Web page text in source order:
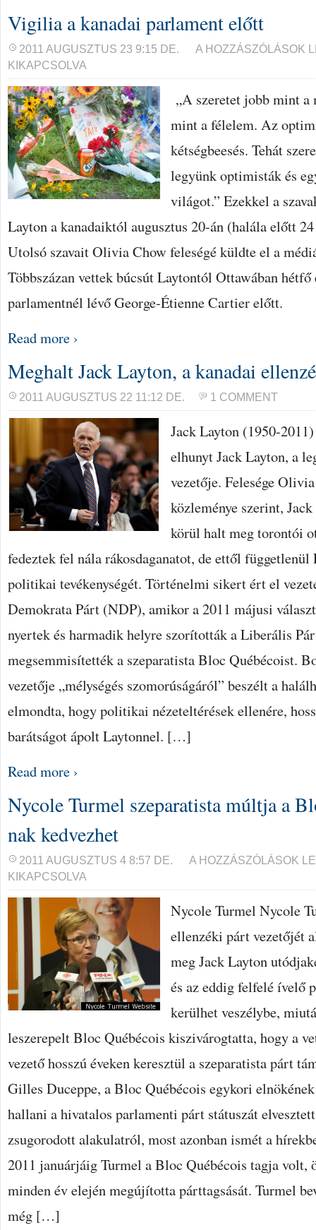
Vigilia a kanadai parlament előtt
2011 AUGUSZTUS 23 9:15 DE.
VIGILIA
PARLAMENT
BEJEGYZÉSHEZ
A HOZZÁSZÓLÁSOK
KIKAPCSOLVA
„A szeretet jobb mint
mint a félelem. Az
kétségbeesés. Tehát
legyünk optimisták és
világot.” Ezekkel a
Layton a kanadaiktól augusztus 20-án (halála előtt
Utolsó szavait Olivia Chow feleségé küldte el a
Többszázan vettek búcsút Laytontól Ottawában hétfő
parlamentnél lévő George-Étienne Cartier előtt.
Read more ›
Meghalt Jack Layton, a kanadai
2011 AUGUSZTUS 22 11:12 DE. 1 COMMENT
Jack Layton (1950-
elhunyt Jack Layton, a
vezetője. Felesége
közleménye szerint,
körül halt meg torontói
fedeztek fel nála rákosdaganatot, de ettől
politikai tevékenységét. Történelmi sikert ért el
Demokrata Párt (NDP), amikor a 2011 májusi
nyertek és harmadik helyre szorították a Liberális
megsemmisítették a szeparatista Bloc Québécoist.
vezetője „mélységés szomorúságáról” beszélt a
elmondta, hogy politikai nézeteltérések ellenére,
barátságot ápolt Laytonnel. […]
Read more ›
Nycole Turmel szeparatista múltja a
nak kedvezhet
2011 AUGUSZTUS 4 8:57 DE.
NYCOLE
MÚLTJA
BLOC
KEDVEZHET
A HOZZÁSZÓLÁSOK
KIKAPCSOLVA
Nycole Turmel Nycole
ellenzéki párt vezetőjét
meg Jack Layton
és az eddig felfelé ívelő
kerülhet veszélybe,
leszerepelt Bloc Québécois kiszivárogtatta, hogy a
vezető hosszú éveken keresztül a szeparatista párt
Gilles Duceppe, a Bloc Québécois egykori
hallani a hivatalos parlamenti párt státuszát
zsugorodott alakulatról, most azonban ismét a
2011 januárjáig Turmel a Bloc Québécois tagja volt,
minden év elején megújította párttagsását. Turmel
még […]